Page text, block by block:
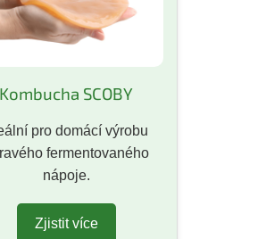
Kombucha SCOBY
pro domácí výrobu
fermentovaného
nápoje.
Zjistit více